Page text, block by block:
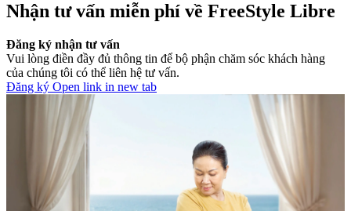
Nhận tư vấn miễn phí về FreeStyle Libre
Đăng ký nhận tư vấn
Vui lòng điền đầy đủ thông tin để bộ phận chăm sóc khách hàng
của chúng tôi có thể liên hệ tư vấn.
Đăng ký Open link in new tab